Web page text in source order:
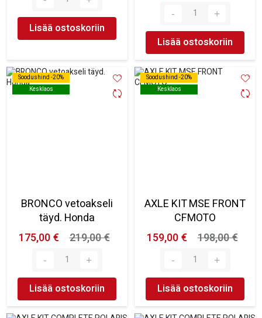
Lisää ostoskoriin
Lisää ostoskoriin
Soodushind -20%
Kesklaos
Soodushind -20%
Kesklaos
BRONCO vetoakseli
täyd. Honda
175,00 €
219,00 €
Lisää ostoskoriin
Soodushind -20%
Kesklaos
Soodushind -20%
Kesklaos
AXLE KIT MSE FRONT
CFMOTO
159,00 €
198,00 €
Lisää ostoskoriin